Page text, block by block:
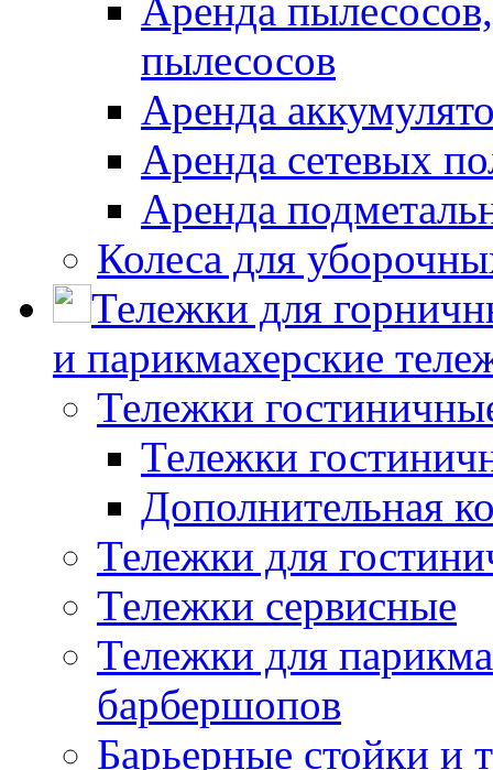
Аренда
пылесосов
Аренда
Аренда сетевых
Аренда
Колеса для
Тележки для
и парикмахерские
Тележки
Тележки
Дополнительная
Тележки для
Тележки сервисные
Тележки для
барбершопов
Барьерные стойки и